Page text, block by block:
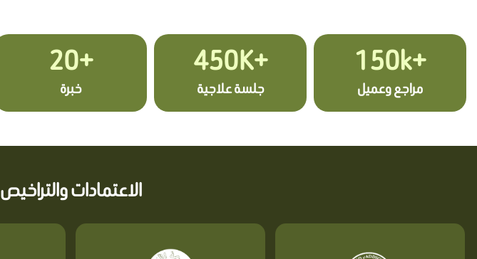
+150k
مراجع وعميل
+450K
جلسة علاجية
+20
خبرة
الاعتمادات والتراخيص